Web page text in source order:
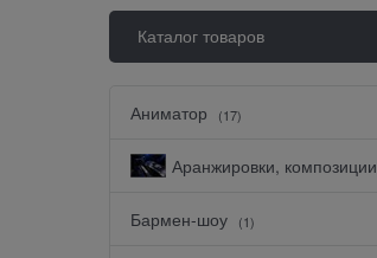
Каталог товаров
Аниматор (17)
Аранжировки, композиции
Бармен-шоу (1)